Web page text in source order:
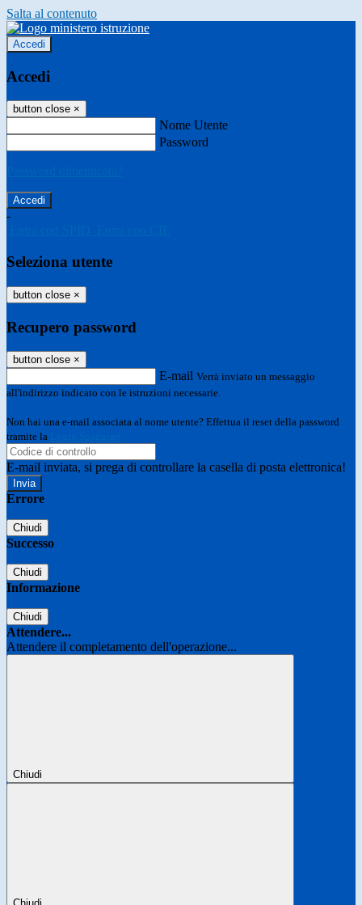
Salta al contenuto
Accedi
Accedi
button close ×
Nome Utente
Password
-
Seleziona utente
button close ×
Recupero password
button close ×
E-mail Verrà inviato un messaggio
all'indirizzo indicato con le istruzioni necessarie.
Non hai una e-mail associata al nome utente? Effettua il reset della password
tramite la
E-mail inviata, si prega di controllare la casella di posta elettronica!
Errore
Chiudi
Successo
Chiudi
Informazione
Chiudi
Attendere...
Attendere il completamento dell'operazione...
Chiudi